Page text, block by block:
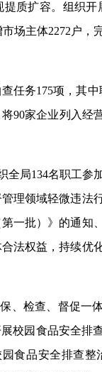
质扩容。组织开
场主体2272户，
任务175项，其
90家企业列入经
全局134名职工参
理领域轻微违法
一批）》的通知
法权益，持续优
、检查、督促一
校园食品安全排
食品安全排查整